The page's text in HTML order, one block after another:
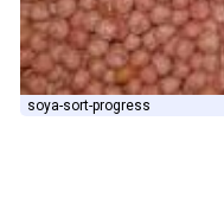
soya-sort-progress